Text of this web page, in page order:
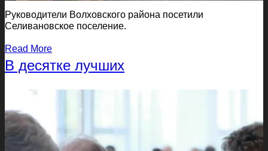
Руководители Волховского района посетили
Селивановское поселение.
Read More
В десятке лучших